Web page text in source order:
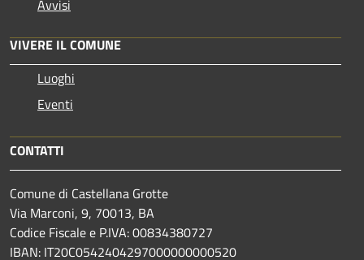
Avvisi
VIVERE IL COMUNE
Luoghi
Eventi
CONTATTI
Comune di Castellana Grotte
Via Marconi, 9, 70013, BA
Codice Fiscale e P.IVA: 00834380727
IBAN: IT20C0542404297000000000520